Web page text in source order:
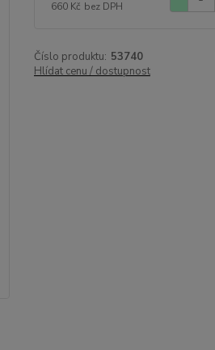
660 Kč bez DPH
Číslo produktu: 53740
Hlídat cenu / dostupnost